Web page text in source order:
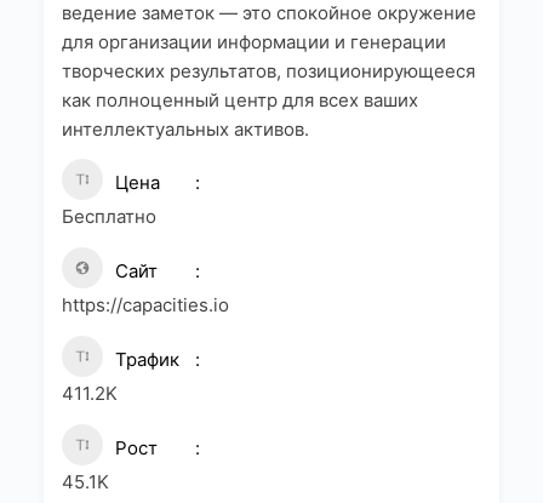
ведение заметок — это спокойное окружение
для организации информации и генерации
творческих результатов, позиционирующееся
как полноценный центр для всех ваших
интеллектуальных активов.
Цена
Бесплатно
Сайт
https://capacities.io
Трафик
411.2K
Рост
45.1K